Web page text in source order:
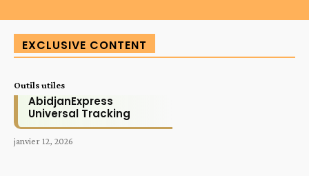
EXCLUSIVE CONTENT
Outils utiles
AbidjanExpress
Universal Tracking
janvier 12, 2026